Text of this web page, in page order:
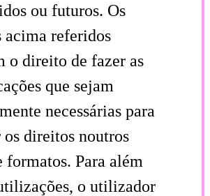
ou futuros. Os
acima referidos
o direito de fazer as
que sejam
necessárias para
os direitos noutros
formatos. Para além
o utilizador